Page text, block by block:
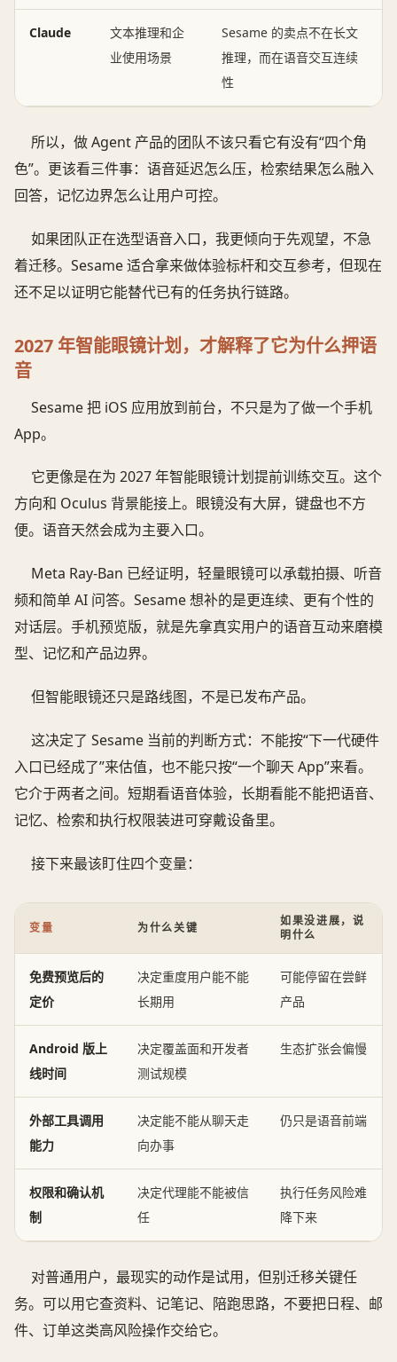
Claude
文本推理和企
业使用场景
Sesame 的卖点不在长文
推理，而在语音交互连续
性
所以，做 Agent 产品的团队不该只看它有没有“四个角
色”。更该看三件事：语音延迟怎么压，检索结果怎么融入
回答，记忆边界怎么让用户可控。
如果团队正在选型语音入口，我更倾向于先观望，不急
着迁移。Sesame 适合拿来做体验标杆和交互参考，但现在
还不足以证明它能替代已有的任务执行链路。
2027 年智能眼镜计划，才解释了它为什么押语
音
Sesame 把 iOS 应用放到前台，不只是为了做一个手机
App。
它更像是在为 2027 年智能眼镜计划提前训练交互。这个
方向和 Oculus 背景能接上。眼镜没有大屏，键盘也不方
便。语音天然会成为主要入口。
Meta Ray-Ban 已经证明，轻量眼镜可以承载拍摄、听音
频和简单 AI 问答。Sesame 想补的是更连续、更有个性的
对话层。手机预览版，就是先拿真实用户的语音互动来磨模
型、记忆和产品边界。
但智能眼镜还只是路线图，不是已发布产品。
这决定了 Sesame 当前的判断方式：不能按“下一代硬件
入口已经成了”来估值，也不能只按“一个聊天 App”来看。
它介于两者之间。短期看语音体验，长期看能不能把语音、
记忆、检索和执行权限装进可穿戴设备里。
接下来最该盯住四个变量：
变量 为什么关键
如果没进展，说
明什么
免费预览后的
定价
决定重度用户能不能
长期用
可能停留在尝鲜
产品
Android 版上
线时间
决定覆盖面和开发者
测试规模
生态扩张会偏慢
外部工具调用
能力
决定能不能从聊天走
向办事
仍只是语音前端
权限和确认机
制
决定代理能不能被信
任
执行任务风险难
降下来
对普通用户，最现实的动作是试用，但别迁移关键任
务。可以用它查资料、记笔记、陪跑思路，不要把日程、邮
件、订单这类高风险操作交给它。